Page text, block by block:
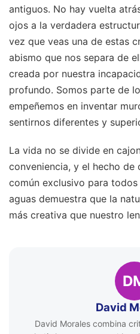
antiguos. No hay vuelta
ojos a la verdadera
vez que veas una de estas
abismo que nos separa de
creada por nuestra
profundo. Somos parte de
empeñemos en inventar
sentirnos diferentes y
La vida no se divide en
conveniencia, y el hecho de
común exclusivo para
aguas demuestra que la
más creativa que nuestro
David
David Morales combina